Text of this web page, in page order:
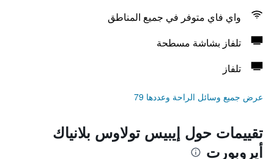
واي فاي متوفر في جميع المناطق
تلفاز بشاشة مسطحة
تلفاز
عرض جميع وسائل الراحة وعددها 79
تقييمات حول إيبيس تولاوس بلانياك
أيروبورت